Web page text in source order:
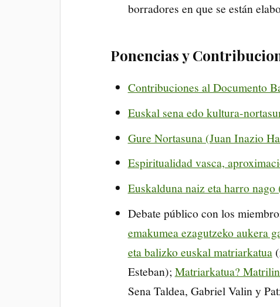
borradores en que se están
Ponencias y
Contribuciones al Documento
Euskal sena edo kultura-
Gure Nortasuna (Juan Inazio
Espiritualidad vasca,
Euskalduna naiz eta harro
Debate público con los
emakumea ezagutzeko aukera
eta balizko euskal matriarkatua
Esteban); Matriarkatua?
Sena Taldea, Gabriel Valin y